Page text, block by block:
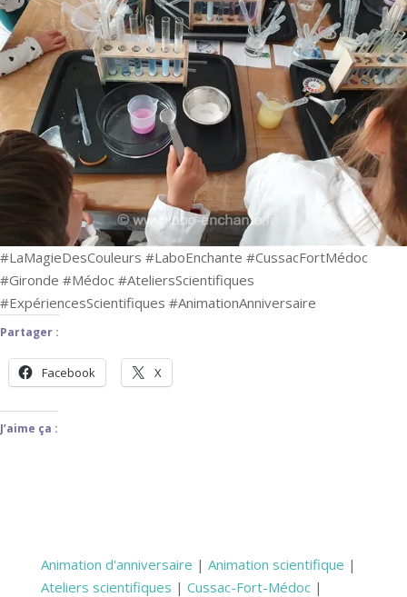
#LaMagieDesCouleurs #LaboEnchante #CussacFortMédoc
#Gironde #Médoc #AteliersScientifiques
#ExpériencesScientifiques #AnimationAnniversaire
Partager :
Facebook X
J’aime ça :
Animation d'anniversaire | Animation scientifique |
Ateliers scientifiques | Cussac-Fort-Médoc|